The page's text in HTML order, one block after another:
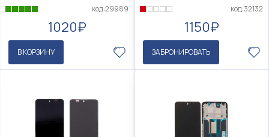
код:29989
1020₽
В КОРЗИНУ
код:32132
1150₽
ЗАБРОНИРОВАТЬ